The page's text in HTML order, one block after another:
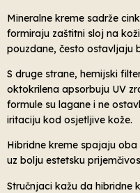
Mineralne kreme sadrže
formiraju zaštitni sloj na
pouzdane, često ostavljaju
S druge strane, hemijski
oktokrilena apsorbuju UV
formule su lagane i ne
iritaciju kod osjetljive kože.
Hibridne kreme spajaju
uz bolju estetsku
Stručnjaci kažu da hibridne